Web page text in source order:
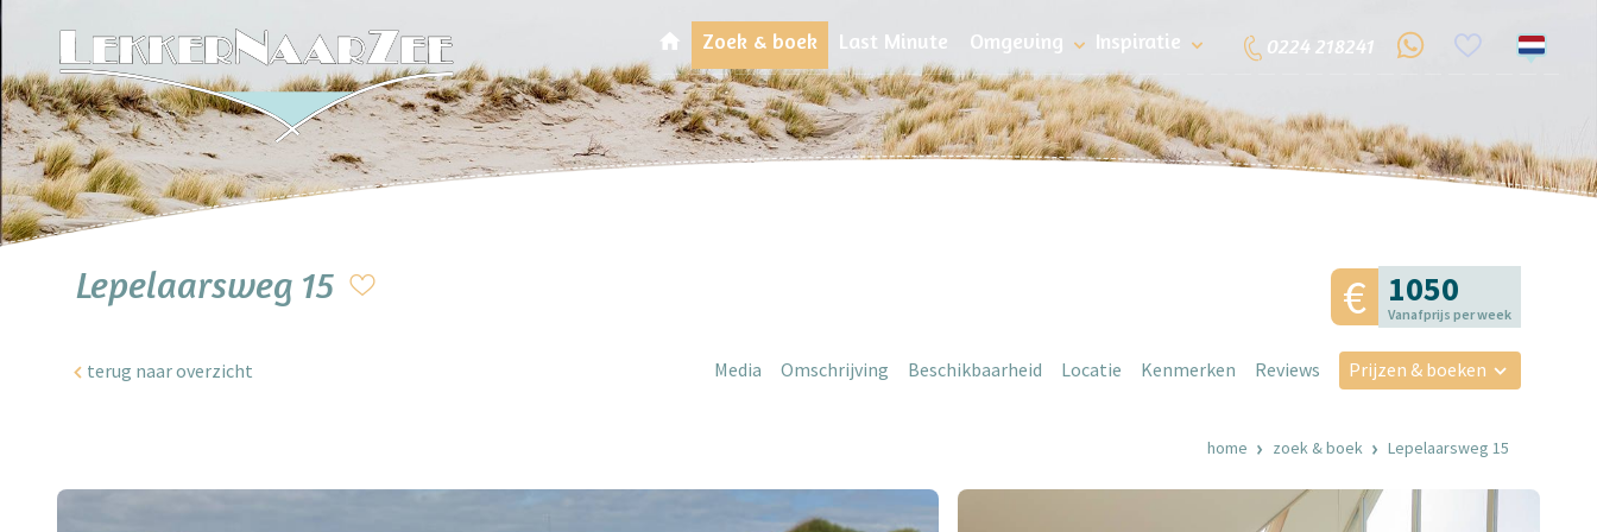
Zoek & boek Last Minute Omgeving Inspiratie 0224 218241
Lepelaarsweg 15 1050
Vanafprijs per week
terug naar overzicht Media Omschrijving Beschikbaarheid Locatie Kenmerken Reviews Prijzen & boeken
home zoek & boek Lepelaarsweg 15